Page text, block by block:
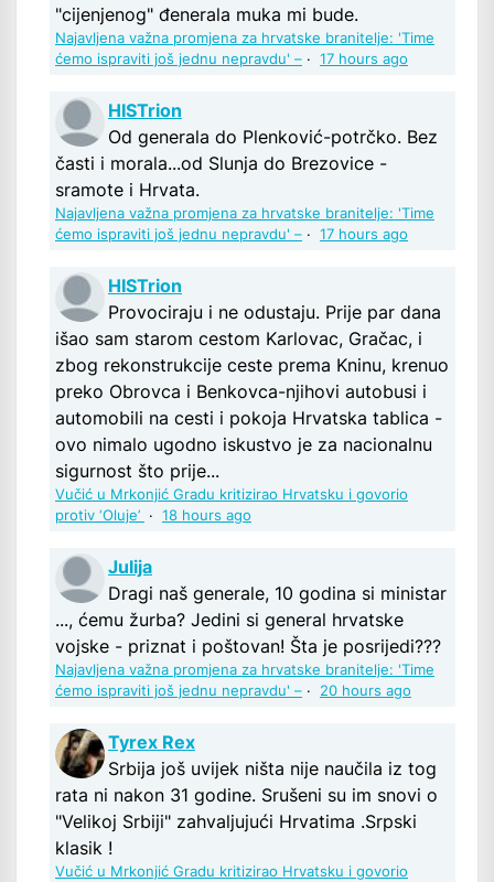
"cijenjenog" đenerala muka mi bude.
Najavljena važna promjena za hrvatske branitelje: 'Time
ćemo ispraviti još jednu nepravdu' – · 17 hours ago
HISTrion
Od generala do Plenković-potrčko. Bez
časti i morala...od Slunja do Brezovice -
sramote i Hrvata.
Najavljena važna promjena za hrvatske branitelje: 'Time
ćemo ispraviti još jednu nepravdu' – · 17 hours ago
HISTrion
Provociraju i ne odustaju. Prije par dana
išao sam starom cestom Karlovac, Gračac, i
zbog rekonstrukcije ceste prema Kninu, krenuo
preko Obrovca i Benkovca-njihovi autobusi i
automobili na cesti i pokoja Hrvatska tablica -
ovo nimalo ugodno iskustvo je za nacionalnu
sigurnost što prije...
Vučić u Mrkonjić Gradu kritizirao Hrvatsku i govorio
protiv ‘Oluje’ · 18 hours ago
Julija
Dragi naš generale, 10 godina si ministar
..., ćemu žurba? Jedini si general hrvatske
vojske - priznat i poštovan! Šta je posrijedi???
Najavljena važna promjena za hrvatske branitelje: 'Time
ćemo ispraviti još jednu nepravdu' – · 20 hours ago
Tyrex Rex
Srbija još uvijek ništa nije naučila iz tog
rata ni nakon 31 godine. Srušeni su im snovi o
"Velikoj Srbiji" zahvaljujući Hrvatima .Srpski
klasik !
Vučić u Mrkonjić Gradu kritizirao Hrvatsku i govorio